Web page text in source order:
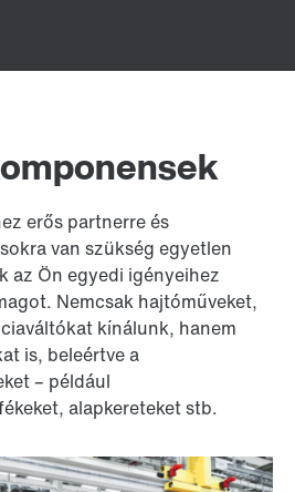
erős partnerre és
van szükség egyetlen
az Ön egyedi igényeihez
Nemcsak hajtóműveket,
kínálunk, hanem
is, beleértve a
– például
alapkereteket stb.